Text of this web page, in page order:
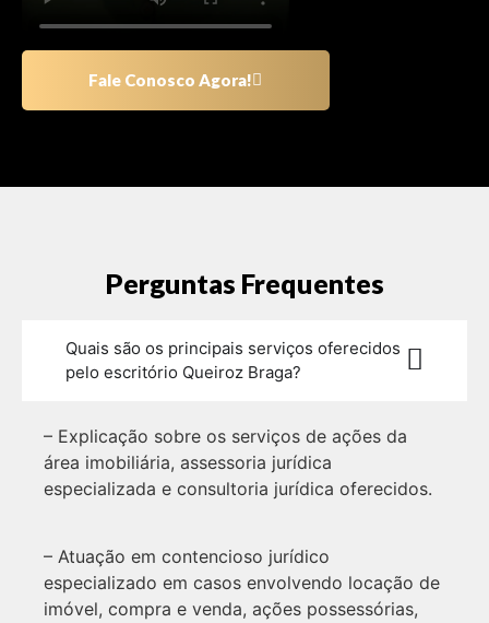
Fale Conosco Agora!
Perguntas Frequentes
Quais são os principais serviços oferecidos
pelo escritório Queiroz Braga?
– Explicação sobre os serviços de ações da
área imobiliária, assessoria jurídica
especializada e consultoria jurídica oferecidos.
– Atuação em contencioso jurídico
especializado em casos envolvendo locação de
imóvel, compra e venda, ações possessórias,